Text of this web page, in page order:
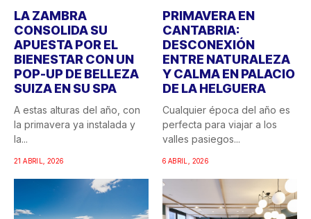
LA ZAMBRA
CONSOLIDA SU
APUESTA POR EL
BIENESTAR CON UN
POP-UP DE BELLEZA
SUIZA EN SU SPA
A estas alturas del año, con
la primavera ya instalada y
la...
21 ABRIL, 2026
PRIMAVERA EN
CANTABRIA:
DESCONEXIÓN
ENTRE NATURALEZA
Y CALMA EN PALACIO
DE LA HELGUERA
Cualquier época del año es
perfecta para viajar a los
valles pasiegos...
6 ABRIL, 2026